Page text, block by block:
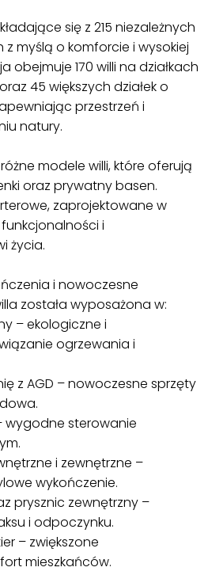
się z 215 niezależnych
myślą o komforcie i wysokiej
obejmuje 170 willi na działkach
45 większych działek o
przestrzeń i
natury.
modele willi, które oferują
oraz prywatny basen.
zaprojektowane w
i
życia.
i nowoczesne
została wyposażona w:
– ekologiczne i
ogrzewania i
z AGD – nowoczesne sprzęty
wygodne sterowanie
i zewnętrzne –
wykończenie.
prysznic zewnętrzny –
i odpoczynku.
– zwiększone
mieszkańców.